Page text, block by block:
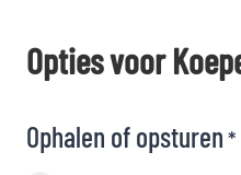
Opties voor
Ophalen of opsturen *